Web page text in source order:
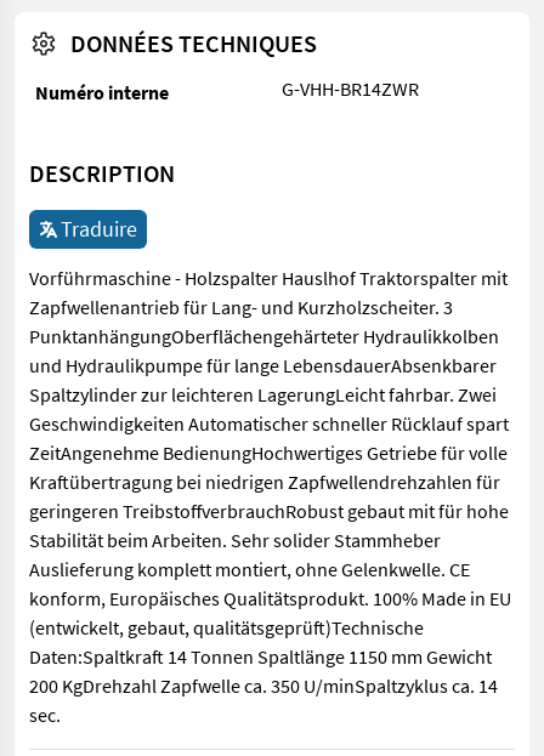
DONNÉES TECHNIQUES
Numéro interne G-VHH-BR14ZWR
DESCRIPTION
Traduire
Vorführmaschine - Holzspalter Hauslhof Traktorspalter mit
Zapfwellenantrieb für Lang- und Kurzholzscheiter. 3
PunktanhängungOberflächengehärteter Hydraulikkolben
und Hydraulikpumpe für lange LebensdauerAbsenkbarer
Spaltzylinder zur leichteren LagerungLeicht fahrbar. Zwei
Geschwindigkeiten Automatischer schneller Rücklauf spart
ZeitAngenehme BedienungHochwertiges Getriebe für volle
Kraftübertragung bei niedrigen Zapfwellendrehzahlen für
geringeren TreibstoffverbrauchRobust gebaut mit für hohe
Stabilität beim Arbeiten. Sehr solider Stammheber
Auslieferung komplett montiert, ohne Gelenkwelle. CE
konform, Europäisches Qualitätsprodukt. 100% Made in EU
(entwickelt, gebaut, qualitätsgeprüft)Technische
Daten:Spaltkraft 14 Tonnen Spaltlänge 1150 mm Gewicht
200 KgDrehzahl Zapfwelle ca. 350 U/minSpaltzyklus ca. 14
sec.
Vorführmaschine - Holzspalter Hauslhof Traktorspalter mit